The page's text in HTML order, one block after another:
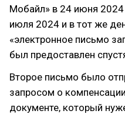
Мобайл» в 24 июня
июля 2024 и в тот же
«электронное письмо
был предоставлен
Второе письмо было
запросом о
документе, который